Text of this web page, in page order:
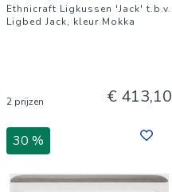
Ethnicraft Ligkussen 'Jack' t.b.v.
Ligbed Jack, kleur Mokka
2 prijzen € 413,10
30 %